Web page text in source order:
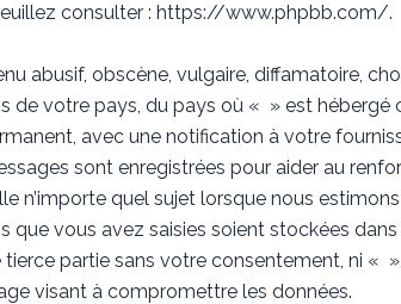
consulter : https://www.phpbb.com/.
abusif, obscène, vulgaire, diffamatoire,
de votre pays, du pays où « » est hébergé
avec une notification à votre
sont enregistrées pour aider au
n’importe quel sujet lorsque nous
vous avez saisies soient stockées
partie sans votre consentement, ni «
visant à compromettre les données.